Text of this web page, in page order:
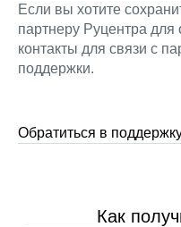
Если вы хотите
партнеру Руцентра
контакты для связи с
поддержки.
Обратиться в
Как